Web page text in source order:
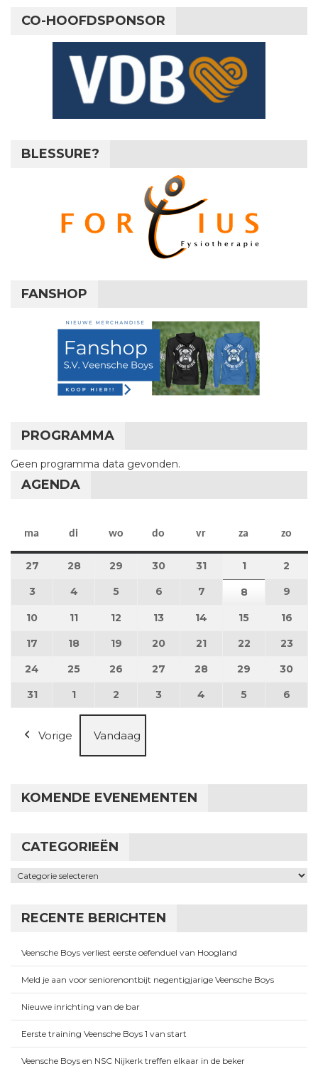
CO-HOOFDSPONSOR
BLESSURE?
FANSHOP
PROGRAMMA
Geen programma data gevonden.
AGENDA
ma maandag
di dinsdag
wo woensdag
do donderdag
vr vrijdag
za zaterdag
zo
27 27 juli 2026
28 28 juli 2026
29 29 juli 2026
30 30 juli 2026
31 31 juli 2026
11 augustus
2
3 3 augustus 2026
4 4 augustus 2026
5 5 augustus 2026
6 6 augustus 2026
7 7 augustus 2026
88 augustus
9
10 10 augustus 2026
11 11 augustus 2026
12 12 augustus 2026
13 13 augustus 2026
14 14 augustus 2026
15 15 16
17 17 augustus 2026
18 18 augustus 2026
19 19 augustus 2026
20 20 augustus 2026
21 21 augustus 2026
22 22 23
24 24 augustus 2026
25 25 augustus 2026
26 26 augustus 2026
27 27 augustus 2026
28 28 augustus 2026
29 29 30
3131 augustus 2026
1 1 september 2026
2 2 september 2026
3 3 september 2026
4 4 september 2026
5 5 6
Vorige Vandaag
KOMENDE EVENEMENTEN
CATEGORIEËN
Categorieën
RECENTE BERICHTEN
Veensche Boys verliest eerste oefenduel van Hoogland
Meld je aan voor seniorenontbijt negentigjarige Veensche Boys
Nieuwe inrichting van de bar
Eerste training Veensche Boys 1 van start
Veensche Boys en NSC Nijkerk treffen elkaar in de beker